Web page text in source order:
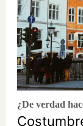
¿De verdad